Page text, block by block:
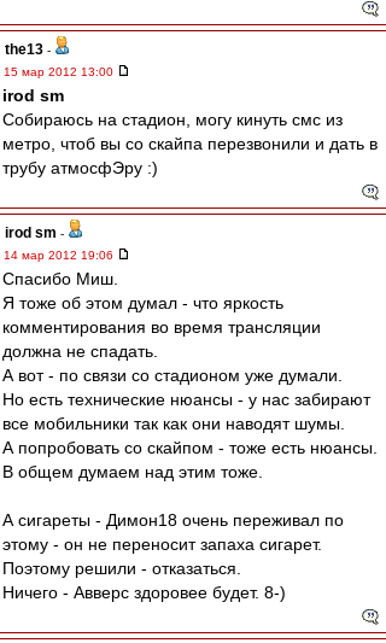
the13 -
15 мар 2012 13:00
irod sm
Собираюсь на стадион, могу кинуть смс из
метро, чтоб вы со скайпа перезвонили и дать в
трубу атмосфЭру :)
irod sm -
14 мар 2012 19:06
Спасибо Миш.
Я тоже об этом думал - что яркость
комментирования во время трансляции
должна не спадать.
А вот - по связи со стадионом уже думали.
Но есть технические нюансы - у нас забирают
все мобильники так как они наводят шумы.
А попробовать со скайпом - тоже есть нюансы.
В общем думаем над этим тоже.
А сигареты - Димон18 очень переживал по
этому - он не переносит запаха сигарет.
Поэтому решили - отказаться.
Ничего - Авверс здоровее будет. 8-)